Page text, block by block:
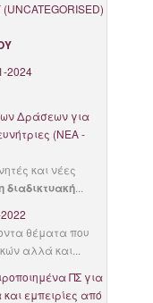
(UNCATEGORISED)
2024
Δράσεων για
(ΝΈΑ -
και νέες
διαδικτυακή...
θέματα που
αλλά και...
ΠΣ για
εμπειρίες από